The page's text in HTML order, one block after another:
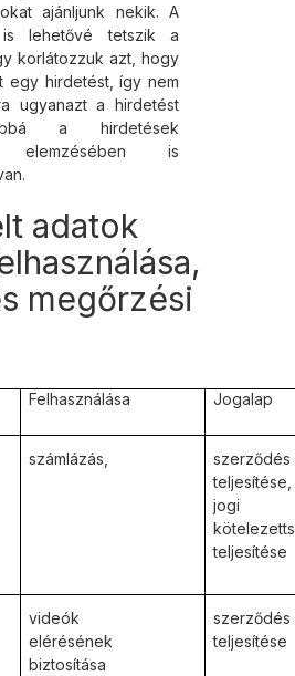
ajánljunk nekik. A
lehetővé tetszik a
korlátozzuk azt, hogy
egy hirdetést, így nem
ugyanazt a hirdetést
a hirdetések
elemzésében is
adatok
megőrzési
Felhasználása Jogalap
számlázás,
szerződés
teljesítése,
jogi
teljesítése
videók
elérésének
biztosítása
szerződés
teljesítése